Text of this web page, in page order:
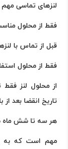
لنزهای تماسی
فقط از محلول
قبل از تماس با
فقط از محلول
از محلول لنز
تاریخ انقضا بعد
هر سه تا شش ماه
مهم است که به